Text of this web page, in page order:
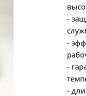
-
-
-
-